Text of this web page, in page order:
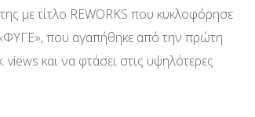
με τίτλο REWORKS που κυκλοφόρησε
που αγαπήθηκε από την πρώτη
views και να φτάσει στις υψηλότερες